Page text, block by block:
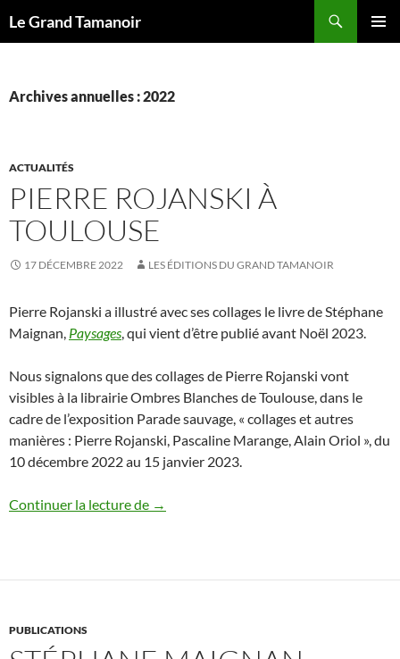
Le Grand Tamanoir
Archives annuelles : 2022
ACTUALITÉS
PIERRE ROJANSKI À
TOULOUSE
17 DÉCEMBRE 2022 LES ÉDITIONS DU GRAND TAMANOIR
Pierre Rojanski a illustré avec ses collages le livre de Stéphane
Maignan, Paysages, qui vient d’être publié avant Noël 2023.
Nous signalons que des collages de Pierre Rojanski vont
visibles à la librairie Ombres Blanches de Toulouse, dans le
cadre de l’exposition Parade sauvage, « collages et autres
manières : Pierre Rojanski, Pascaline Marange, Alain Oriol », du
10 décembre 2022 au 15 janvier 2023.
Continuer la lecture de Pierre Rojanski à Toulouse
→
PUBLICATIONS